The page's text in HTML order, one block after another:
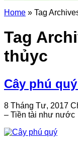
Home » Tag
Tag
thủyc
Cây phú
8 Tháng Tư, 2017
– Tiền tài như nước